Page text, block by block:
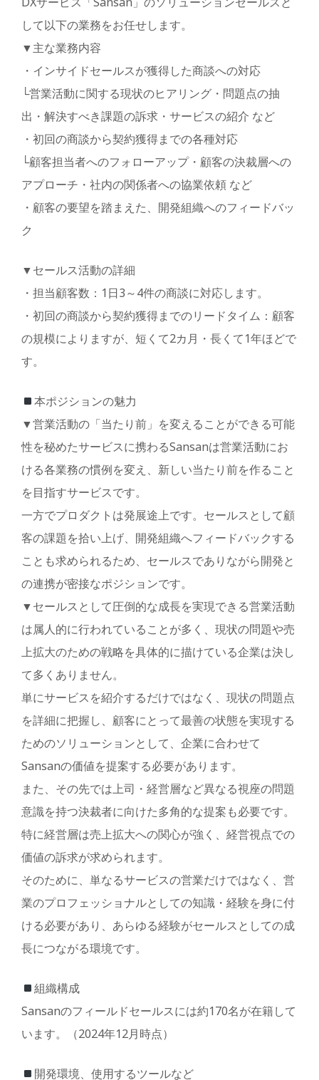
して以下の業務をお任せします。
▼主な業務内容
・インサイドセールスが獲得した商談への対応
└営業活動に関する現状のヒアリング・問題点の抽
出・解決すべき課題の訴求・サービスの紹介 など
・初回の商談から契約獲得までの各種対応
└顧客担当者へのフォローアップ・顧客の決裁層への
アプローチ・社内の関係者への協業依頼 など
・顧客の要望を踏まえた、開発組織へのフィードバッ
ク
▼セールス活動の詳細
・担当顧客数：1日3～4件の商談に対応します。
・初回の商談から契約獲得までのリードタイム：顧客
の規模によりますが、短くて2カ月・長くて1年ほどで
す。
本ポジションの魅力
▼営業活動の「当たり前」を変えることができる可能
性を秘めたサービスに携わるSansanは営業活動にお
ける各業務の慣例を変え、新しい当たり前を作ること
を目指すサービスです。
一方でプロダクトは発展途上です。セールスとして顧
客の課題を拾い上げ、開発組織へフィードバックする
ことも求められるため、セールスでありながら開発と
の連携が密接なポジションです。
▼セールスとして圧倒的な成長を実現できる営業活動
は属人的に行われていることが多く、現状の問題や売
上拡大のための戦略を具体的に描けている企業は決し
て多くありません。
単にサービスを紹介するだけではなく、現状の問題点
を詳細に把握し、顧客にとって最善の状態を実現する
ためのソリューションとして、企業に合わせて
Sansanの価値を提案する必要があります。
また、その先では上司・経営層など異なる視座の問題
意識を持つ決裁者に向けた多角的な提案も必要です。
特に経営層は売上拡大への関心が強く、経営視点での
価値の訴求が求められます。
そのために、単なるサービスの営業だけではなく、営
業のプロフェッショナルとしての知識・経験を身に付
ける必要があり、あらゆる経験がセールスとしての成
長につながる環境です。
組織構成
Sansanのフィールドセールスには約170名が在籍して
います。（2024年12月時点）
開発環境、使用するツールなど